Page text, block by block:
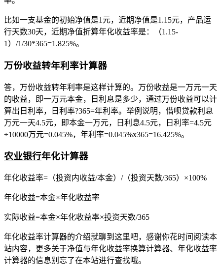
比如一支基金的初始净值是1元，近期净值是1.15元，产品运
行天数30天，近期净值折算年化收益率是：（1.15-
1）/1/30*365=1.825%。
万份收益转年利率计算器
答，万份收益转年利率是这样计算的。万份收益是一万元一天
的收益，即一万元本金，日利息是多少，通过万份收益可以计
算出日利率，日利率?365=年利率。举例说明，借呗贷款利息
万元一天4.5元，即本金一万元，日利息4.5元，日利率=4.5元
÷10000万元=0.045%，年利率=0.045%x365=16.425%。
农业银行年化计算器
年化收益率=（投资内收益/本金）/（投资天数/365）×100%
年化收益=本金×年化收益率
实际收益=本金×年化收益率×投资天数/365
年化收益率计算器的介绍就聊到这里吧，感谢你花时间阅读本
站内容，更多关于净值与年化收益率换算计算器、年化收益率
计算器的信息别忘了在本站进行查找哦。